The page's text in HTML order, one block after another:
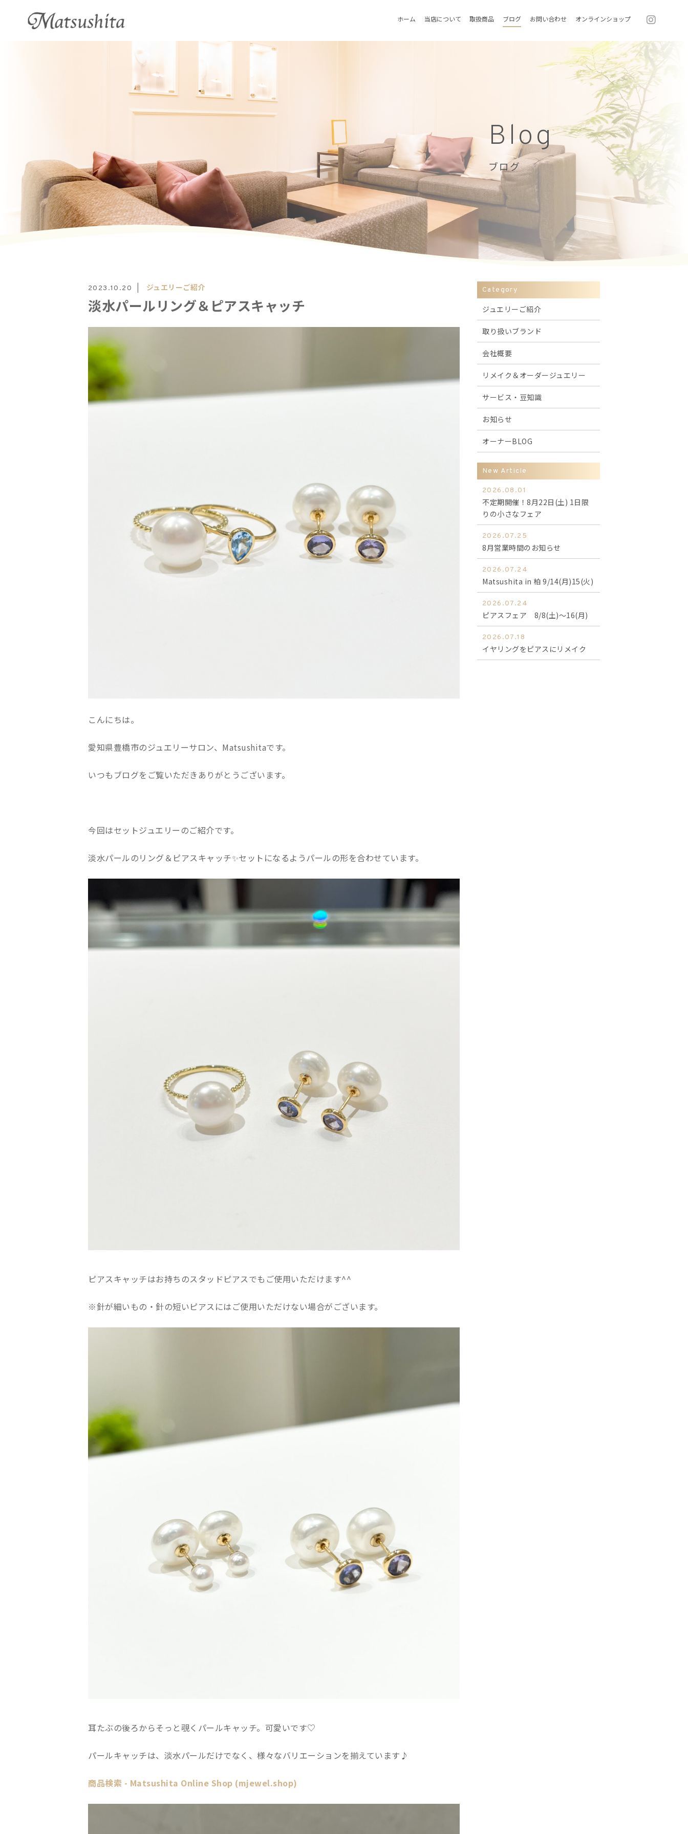
ホーム 当店について 取扱商品 ブログ お問い合わせ オンラインショップ
Blog
ブログ
2023.10.20 ジュエリーご紹介
淡水パールリング＆ピアスキャッチ
こんにちは。
愛知県豊橋市のジュエリーサロン、Matsushitaです。
いつもブログをご覧いただきありがとうございます。
今回はセットジュエリーのご紹介です。
淡水パールのリング＆ピアスキャッチ✨セットになるようパールの形を合わせています。
ピアスキャッチはお持ちのスタッドピアスでもご使用いただけます^^
※針が細いもの・針の短いピアスにはご使用いただけない場合がございます。
耳たぶの後ろからそっと覗くパールキャッチ。可愛いです♡
パールキャッチは、淡水パールだけでなく、様々なバリエーションを揃えています♪
商品検索 - Matsushita Online Shop (mjewel.shop)
Category
ジュエリーご紹介
取り扱いブランド
会社概要
リメイク＆オーダージュエリー
サービス・豆知識
お知らせ
オーナーBLOG
New Article
2026.08.01
不定期開催！8月22日(土) 1日限
りの小さなフェア
2026.07.25
8月営業時間のお知らせ
2026.07.24
Matsushita in 柏 9/14(月)15(火)
2026.07.24
ピアスフェア 8/8(土)～16(月)
2026.07.18
イヤリングをピアスにリメイク